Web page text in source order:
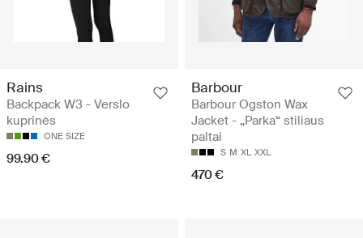
Rains
Backpack W3 - Verslo
kuprinės
ONE SIZE
99.90 €
Barbour
Barbour Ogston Wax
Jacket - „Parka“ stiliaus
paltai
S M XL XXL
470 €